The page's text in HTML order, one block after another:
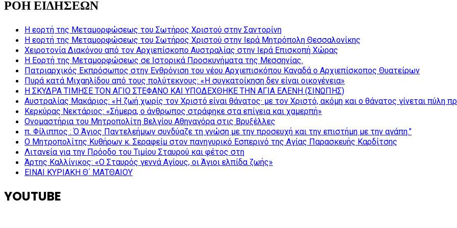
ΡΟΗ ΕΙΔΗΣΕΩΝ
Η εορτή της Μεταμορφώσεως του Σωτήρος Χριστού στην Σαντορίνη
Η εορτή της Μεταμορφώσεως του Σωτήρος Χριστού στην Ιερά Μητρόπολη Θεσσαλονίκης
Χειροτονία Διακόνου από τον Αρχιεπίσκοπο Αυστραλίας στην Ιερά Επισκοπή Χώρας
Η Εορτή της Μεταμορφώσεως σε Ιστορικά Προσκυνήματα της Μεσσηνίας.
Πατριαρχικός Εκπρόσωπος στην Ενθρόνιση του νέου Αρχιεπισκόπου Καναδά ο Αρχιεπίσκοπος Θυατείρων
Πυρά κατά Μιχαηλίδου από τους πολύτεκνους: «Η συγκατοίκηση δεν είναι οικογένεια»
Η ΣΚΥΔΡΑ ΤΙΜΗΣΕ ΤΟΝ ΑΓΙΟ ΣΤΕΦΑΝΟ ΚΑΙ ΥΠΟΔΕΧΘΗΚΕ ΤΗΝ ΑΓΙΑ ΕΛΕΝΗ (ΣΙΝΩΠΗΣ)
Αυστραλίας Μακάριος: «Η ζωή χωρίς τον Χριστό είναι θάνατος· με τον Χριστό, ακόμη και ο θάνατος γίνεται πύλη
Κερκύρας Νεκτάριος: «Σήμερα, ο άνθρωπος στράφηκε στα επίγεια και χαμερπή»
Ονομαστήρια του Μητροπολίτη Βελγίου Αθηναγόρα στις Βρυξέλλες
π. Φίλιππος : Ό Άγιος Παντελεήμων συνδύαζε τη γνώση με την προσευχή και την επιστήμη με την αγάπη.”
Ο Μητροπολίτης Κυθήρων κ. Σεραφείμ στον πανηγυρικό Εσπερινό της Αγίας Παρασκευής Καρδίτσης
Λιτανεία για την Πρόοδο του Τιμίου Σταυρού και φέτος στη
Άρτης Καλλίνικος: «Ο Σταυρός γεννά Αγίους, οι Άγιοι ελπίδα ζωής»
ΕΙΝΑΙ ΚΥΡΙΑΚΗ Θ΄ ΜΑΤΘΑΙΟΥ
YOUTUBE